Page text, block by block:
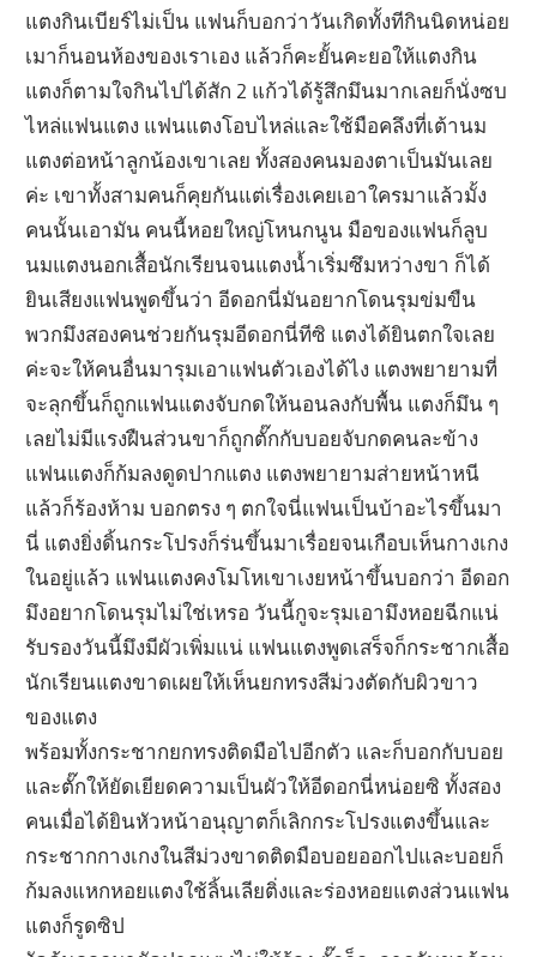
แตงกินเบียร์ไม่เป็น แฟนก็บอกว่าวันเกิดทั้งทีกินนิดหน่อย
เมาก็นอนห้องของเราเอง แล้วก็คะยั้นคะยอให้แตงกิน
แตงก็ตามใจกินไปได้สัก 2 แก้วได้รู้สึกมึนมากเลยก็นั่งซบ
ไหล่แฟนแตง แฟนแตงโอบไหล่และใช้มือคลึงที่เต้านม
แตงต่อหน้าลูกน้องเขาเลย ทั้งสองคนมองตาเป็นมันเลย
ค่ะ เขาทั้งสามคนก็คุยกันแต่เรื่องเคยเอาใครมาแล้วมั้ง
คนนั้นเอามัน คนนี้หอยใหญ่โหนกนูน มือของแฟนก็ลูบ
นมแตงนอกเสื้อนักเรียนจนแตงน้ำเริ่มซึมหว่างขา ก็ได้
ยินเสียงแฟนพูดขึ้นว่า อีดอกนี่มันอยากโดนรุมข่มขืน
พวกมึงสองคนช่วยกันรุมอีดอกนี่ทีซิ แตงได้ยินตกใจเลย
ค่ะจะให้คนอื่นมารุมเอาแฟนตัวเองได้ไง แตงพยายามที่
จะลุกขึ้นก็ถูกแฟนแตงจับกดให้นอนลงกับพื้น แตงก็มึน ๆ
เลยไม่มีแรงฝืนส่วนขาก็ถูกตั๊กกับบอยจับกดคนละข้าง
แฟนแตงก็ก้มลงดูดปากแตง แตงพยายามส่ายหน้าหนี
แล้วก็ร้องห้าม บอกตรง ๆ ตกใจนี่แฟนเป็นบ้าอะไรขึ้นมา
นี่ แตงยิ่งดิ้นกระโปรงก็ร่นขึ้นมาเรื่อยจนเกือบเห็นกางเกง
ในอยู่แล้ว แฟนแตงคงโมโหเขาเงยหน้าขึ้นบอกว่า อีดอก
มึงอยากโดนรุมไม่ใช่เหรอ วันนี้กูจะรุมเอามึงหอยฉีกแน่
รับรองวันนี้มึงมีผัวเพิ่มแน่ แฟนแตงพูดเสร็จก็กระชากเสื้อ
นักเรียนแตงขาดเผยให้เห็นยกทรงสีม่วงตัดกับผิวขาว
ของแตง
พร้อมทั้งกระชากยกทรงติดมือไปอีกตัว และก็บอกกับบอย
และตั๊กให้ยัดเยียดความเป็นผัวให้อีดอกนี่หน่อยซิ ทั้งสอง
คนเมื่อได้ยินหัวหน้าอนุญาตก็เลิกกระโปรงแตงขึ้นและ
กระชากกางเกงในสีม่วงขาดติดมือบอยออกไปและบอยก็
ก้มลงแหกหอยแตงใช้ลิ้นเลียติ่งและร่องหอยแตงส่วนแฟน
แตงก็รูดซิป